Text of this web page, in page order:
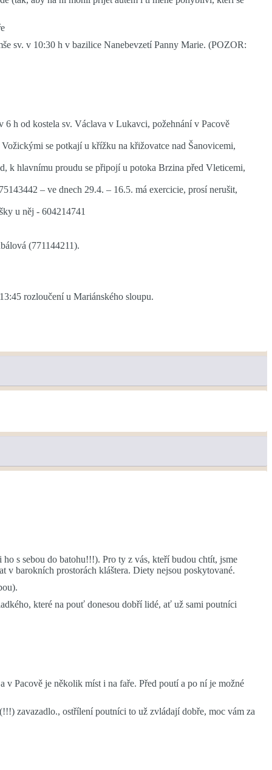
sv. v 10:30 h v bazilice Nanebevzetí Panny Marie. (POZOR:
h od kostela sv. Václava v Lukavci, požehnání v Pacově
se potkají u křížku na křižovatce nad Šanovicemi,
k hlavnímu proudu se připojí u potoka Brzina před Vleticemi,
– ve dnech 29.4. – 16.5. má exercicie, prosí nerušit,
u něj - 604214741
(771144211).
rozloučení u Mariánského sloupu.
s sebou do batohu!!!). Pro ty z vás, kteří budou chtít, jsme
v barokních prostorách kláštera. Diety nejsou poskytované.
které na pouť donesou dobří lidé, ať už sami poutníci
Pacově je několik míst i na faře. Před poutí a po ní je možné
zavazadlo., ostřílení poutníci to už zvládají dobře, moc vám za